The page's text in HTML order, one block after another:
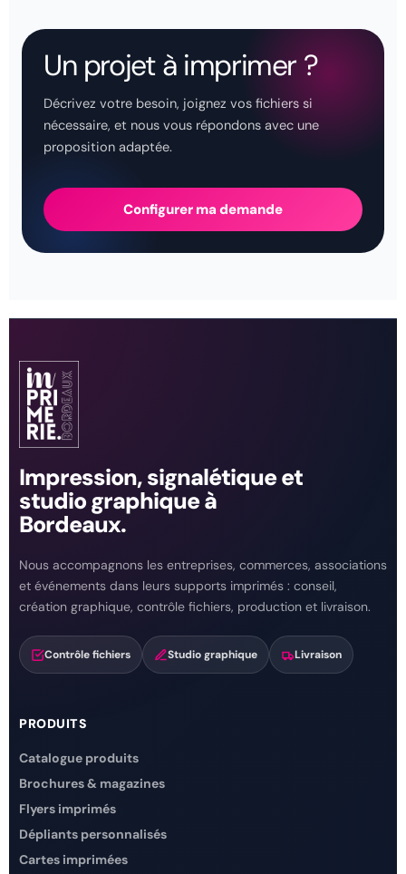
Un projet à imprimer ?
Décrivez votre besoin, joignez vos fichiers si
nécessaire, et nous vous répondons avec une
proposition adaptée.
Configurer ma demande
Impression, signalétique et
studio graphique à
Bordeaux.
Nous accompagnons les entreprises, commerces, associations
et événements dans leurs supports imprimés : conseil,
création graphique, contrôle fichiers, production et livraison.
Contrôle fichiers Studio graphique Livraison
PRODUITS
Catalogue produits
Brochures & magazines
Flyers imprimés
Dépliants personnalisés
Cartes imprimées